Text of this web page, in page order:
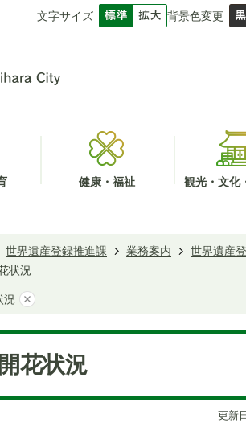
文字サイズ 背景色変更
健康・福祉 観光・文化
世界遺産登録推進課 業務案内 世界遺産
状況
況
花状況
更新